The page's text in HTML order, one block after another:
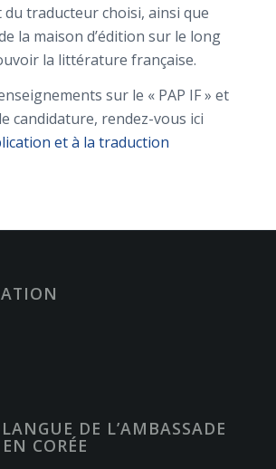
du traducteur choisi, ainsi que
la maison d’édition sur le long
la littérature française.
sur le « PAP IF » et
candidature, rendez-vous ici
et à la traduction
DE L’AMBASSADE
CORÉE